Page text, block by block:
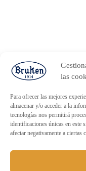
las
Para ofrecer las mejores
almacenar y/o acceder a la
tecnologías nos permitirá
identificaciones únicas en este
afectar negativamente a ciertas